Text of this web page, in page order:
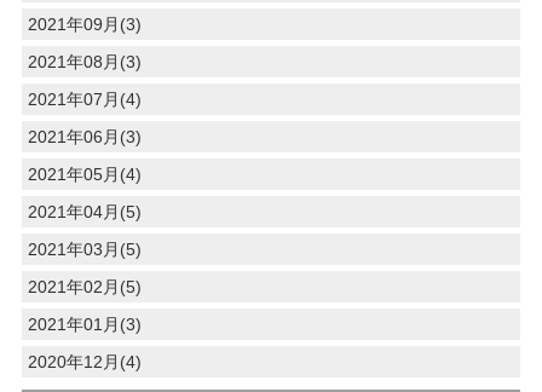
2021年09月(3)
2021年08月(3)
2021年07月(4)
2021年06月(3)
2021年05月(4)
2021年04月(5)
2021年03月(5)
2021年02月(5)
2021年01月(3)
2020年12月(4)